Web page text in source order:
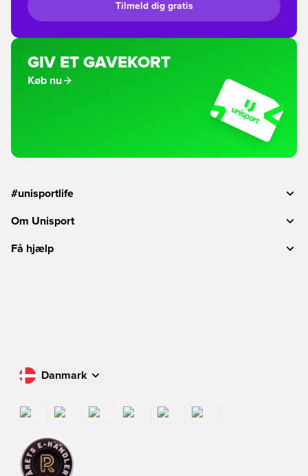
Tilmeld dig gratis
GIV ET GAVEKORT
Køb nu
#unisportlife
Om Unisport
Få hjælp
Danmark